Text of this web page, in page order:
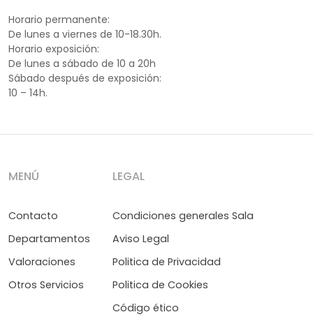
Horario permanente:
De lunes a viernes de 10-18.30h.
Horario exposición:
De lunes a sábado de 10 a 20h
Sábado después de exposición:
10 – 14h.
MENÚ
Contacto
Departamentos
Valoraciones
Otros Servicios
LEGAL
Condiciones generales Sala
Aviso Legal
Politica de Privacidad
Politica de Cookies
Código ético